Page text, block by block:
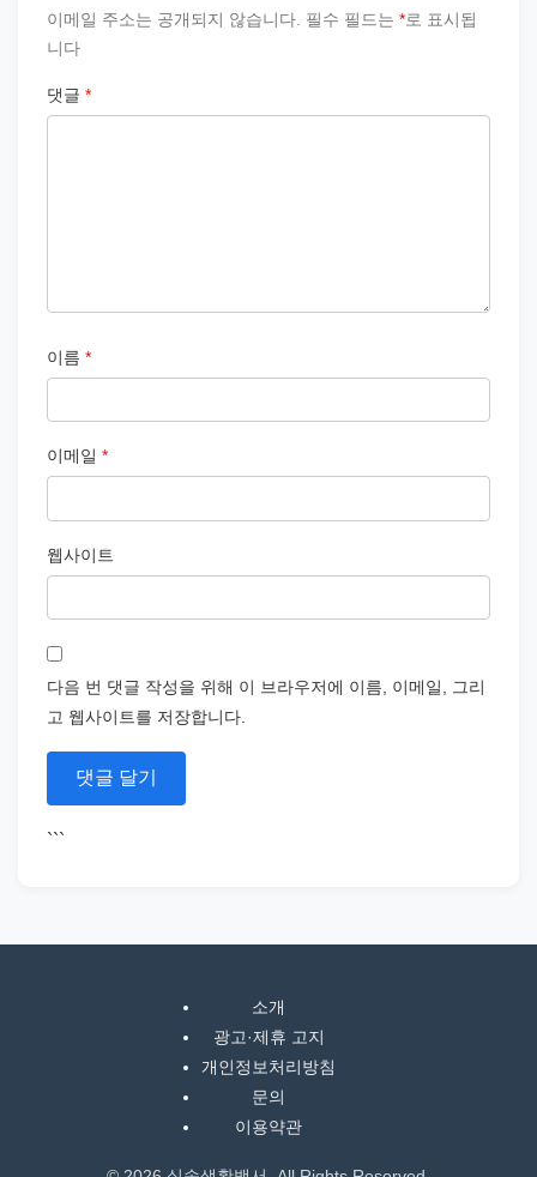
이메일 주소는 공개되지 않습니다. 필수 필드는 *로 표시됩
니다
댓글 *
이름 *
이메일 *
웹사이트
다음 번 댓글 작성을 위해 이 브라우저에 이름, 이메일, 그리
고 웹사이트를 저장합니다.
```
소개
광고·제휴 고지
개인정보처리방침
문의
이용약관